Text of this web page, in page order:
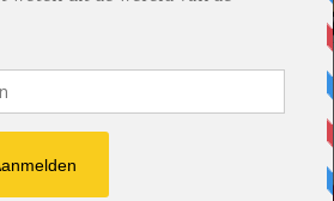
vijzel. Dit poeder, gemaakt
koperen wijzerplaat. Het
drogen en reinigen
een duurzame, schitterende